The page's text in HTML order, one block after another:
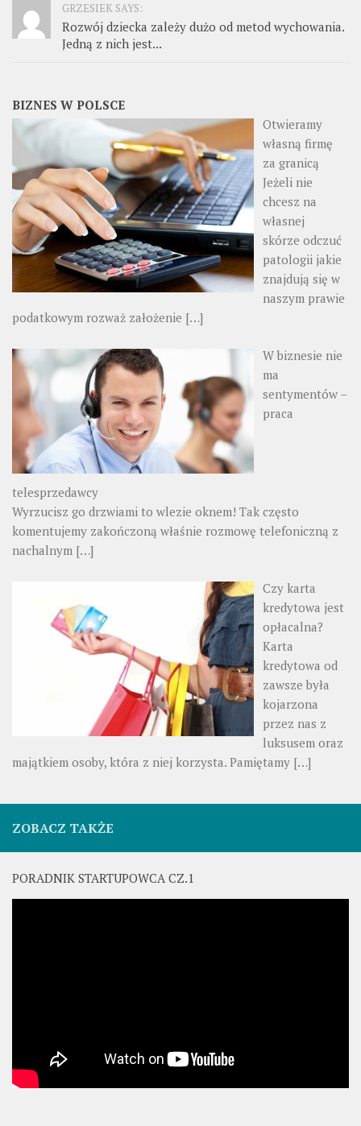
GRZESIEK SAYS:
Rozwój dziecka zależy dużo od metod wychowania.
Jedną z nich jest...
BIZNES W POLSCE
Otwieramy
własną firmę
za granicą
Jeżeli nie
chcesz na
własnej
skórze odczuć
patologii jakie
znajdują się w
naszym prawie
podatkowym rozważ założenie […]
W biznesie nie
ma
sentymentów –
praca
telesprzedawcy
Wyrzucisz go drzwiami to wlezie oknem! Tak często
komentujemy zakończoną właśnie rozmowę telefoniczną z
nachalnym […]
Czy karta
kredytowa jest
opłacalna?
Karta
kredytowa od
zawsze była
kojarzona
przez nas z
luksusem oraz
majątkiem osoby, która z niej korzysta. Pamiętamy […]
ZOBACZ TAKŻE
PORADNIK STARTUPOWCA CZ.1